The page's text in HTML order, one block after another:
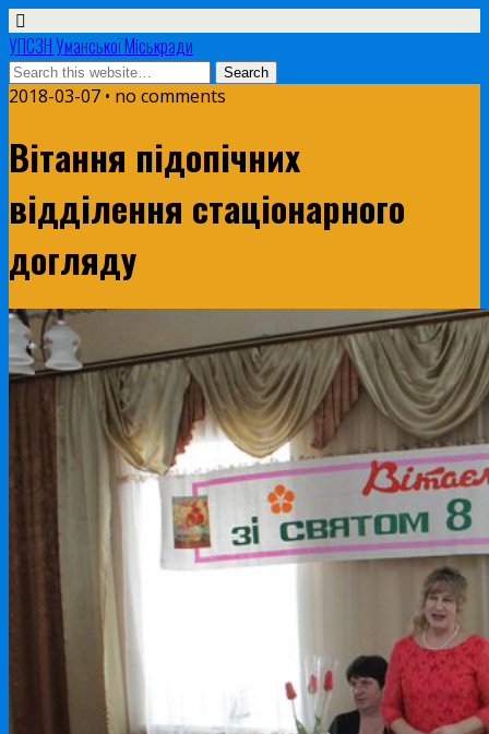
УПСЗН Уманської Міськради
2018-03-07 • no comments
Вітання підопічних
відділення стаціонарного
догляду